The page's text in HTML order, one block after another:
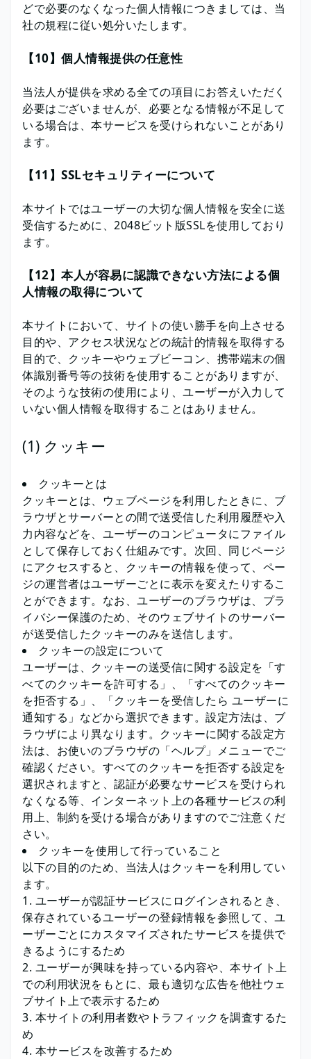
どで必要のなくなった個人情報につきましては、当
社の規程に従い処分いたします。
【10】個人情報提供の任意性
当法人が提供を求める全ての項目にお答えいただく
必要はございませんが、必要となる情報が不足して
いる場合は、本サービスを受けられないことがあり
ます。
【11】SSLセキュリティーについて
本サイトではユーザーの大切な個人情報を安全に送
受信するために、2048ビット版SSLを使用しており
ます。
【12】本人が容易に認識できない方法による個
人情報の取得について
本サイトにおいて、サイトの使い勝手を向上させる
目的や、アクセス状況などの統計的情報を取得する
目的で、クッキーやウェブビーコン、携帯端末の個
体識別番号等の技術を使用することがありますが、
そのような技術の使用により、ユーザーが入力して
いない個人情報を取得することはありません。
(1) クッキー
クッキーとは
クッキーとは、ウェブページを利用したときに、ブ
ラウザとサーバーとの間で送受信した利用履歴や入
力内容などを、ユーザーのコンピュータにファイル
として保存しておく仕組みです。次回、同じページ
にアクセスすると、クッキーの情報を使って、ペー
ジの運営者はユーザーごとに表示を変えたりするこ
とができます。なお、ユーザーのブラウザは、プラ
イバシー保護のため、そのウェブサイトのサーバー
が送受信したクッキーのみを送信します。
クッキーの設定について
ユーザーは、クッキーの送受信に関する設定を「す
べてのクッキーを許可する」、「すべてのクッキー
を拒否する」、「クッキーを受信したら ユーザーに
通知する」などから選択できます。設定方法は、ブ
ラウザにより異なります。クッキーに関する設定方
法は、お使いのブラウザの「ヘルプ」メニューでご
確認ください。すべてのクッキーを拒否する設定を
選択されますと、認証が必要なサービスを受けられ
なくなる等、インターネット上の各種サービスの利
用上、制約を受ける場合がありますのでご注意くだ
さい。
クッキーを使用して行っていること
以下の目的のため、当法人はクッキーを利用してい
ます。
ユーザーが認証サービスにログインされるとき、
保存されているユーザーの登録情報を参照して、ユ
ーザーごとにカスタマイズされたサービスを提供で
きるようにするため
ユーザーが興味を持っている内容や、本サイト上
での利用状況をもとに、最も適切な広告を他社ウェ
ブサイト上で表示するため
本サイトの利用者数やトラフィックを調査するた
め
本サービスを改善するため